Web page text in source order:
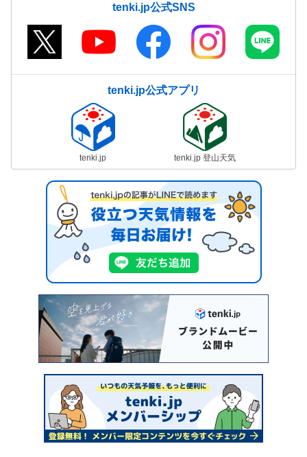
tenki.jp公式SNS
tenki.jp公式アプリ
tenki.jp tenki.jp 登山天気